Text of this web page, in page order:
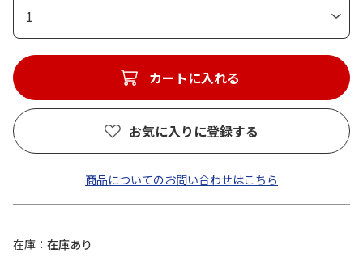
1
カートに入れる
お気に入りに登録する
商品についてのお問い合わせはこちら
在庫
在庫あり